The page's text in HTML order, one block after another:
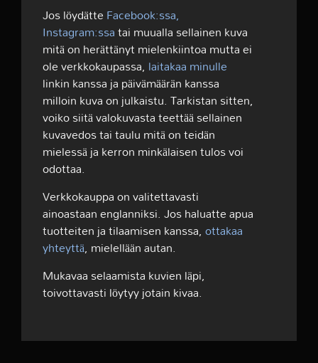
Jos löydätteFacebook:ssa,
Instagram:ssatai muualla sellainen kuva
mitä on herättänyt mielenkiintoa mutta ei
ole verkkokaupassa, laitakaa minulle
linkin kanssa ja päivämäärän kanssa
milloin kuva on julkaistu. Tarkistan sitten,
voiko siitä valokuvasta teettää sellainen
kuvavedos tai taulu mitä on teidän
mielessä ja kerron minkälaisen tulos voi
odottaa.
Verkkokauppa on valitettavasti
ainoastaan englanniksi. Jos haluatte apua
tuotteiten ja tilaamisen kanssa,ottakaa
yhteyttä, mielellään autan.
Mukavaa selaamista kuvien läpi,
toivottavasti löytyy jotain kivaa.